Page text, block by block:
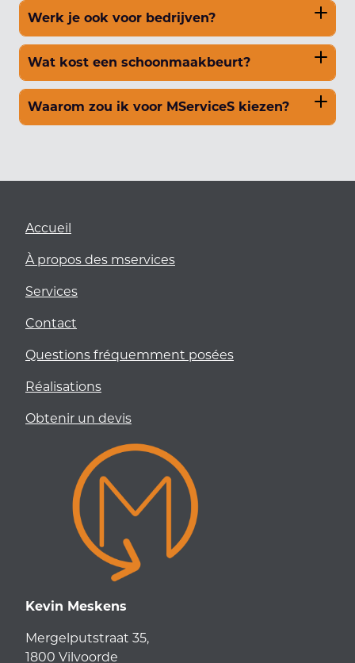
Werk je ook voor bedrijven?
Wat kost een schoonmaakbeurt?
Waarom zou ik voor MServiceS kiezen?
Accueil
À propos des mservices
Services
Contact
Questions fréquemment posées
Réalisations
Obtenir un devis
Kevin Meskens
Mergelputstraat 35,
1800 Vilvoorde